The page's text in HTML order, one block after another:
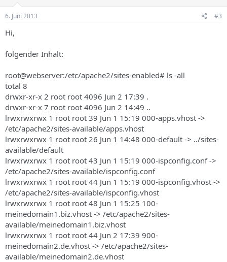
6. Juni 2013 #3
Hi,
folgender Inhalt:
root@webserver:/etc/apache2/sites-enabled# ls -all
total 8
drwxr-xr-x 2 root root 4096 Jun 2 17:39 .
drwxr-xr-x 7 root root 4096 Jun 2 14:49 ..
lrwxrwxrwx 1 root root 39 Jun 1 15:19 000-apps.vhost ->
/etc/apache2/sites-available/apps.vhost
lrwxrwxrwx 1 root root 26 Jun 1 14:48 000-default -> ../sites-
available/default
lrwxrwxrwx 1 root root 43 Jun 1 15:19 000-ispconfig.conf ->
/etc/apache2/sites-available/ispconfig.conf
lrwxrwxrwx 1 root root 44 Jun 1 15:19 000-ispconfig.vhost ->
/etc/apache2/sites-available/ispconfig.vhost
lrwxrwxrwx 1 root root 48 Jun 1 15:25 100-
meinedomain1.biz.vhost -> /etc/apache2/sites-
available/meinedomain1.biz.vhost
lrwxrwxrwx 1 root root 44 Jun 2 17:39 900-
meinedomain2.de.vhost -> /etc/apache2/sites-
available/meinedomain2.de.vhost